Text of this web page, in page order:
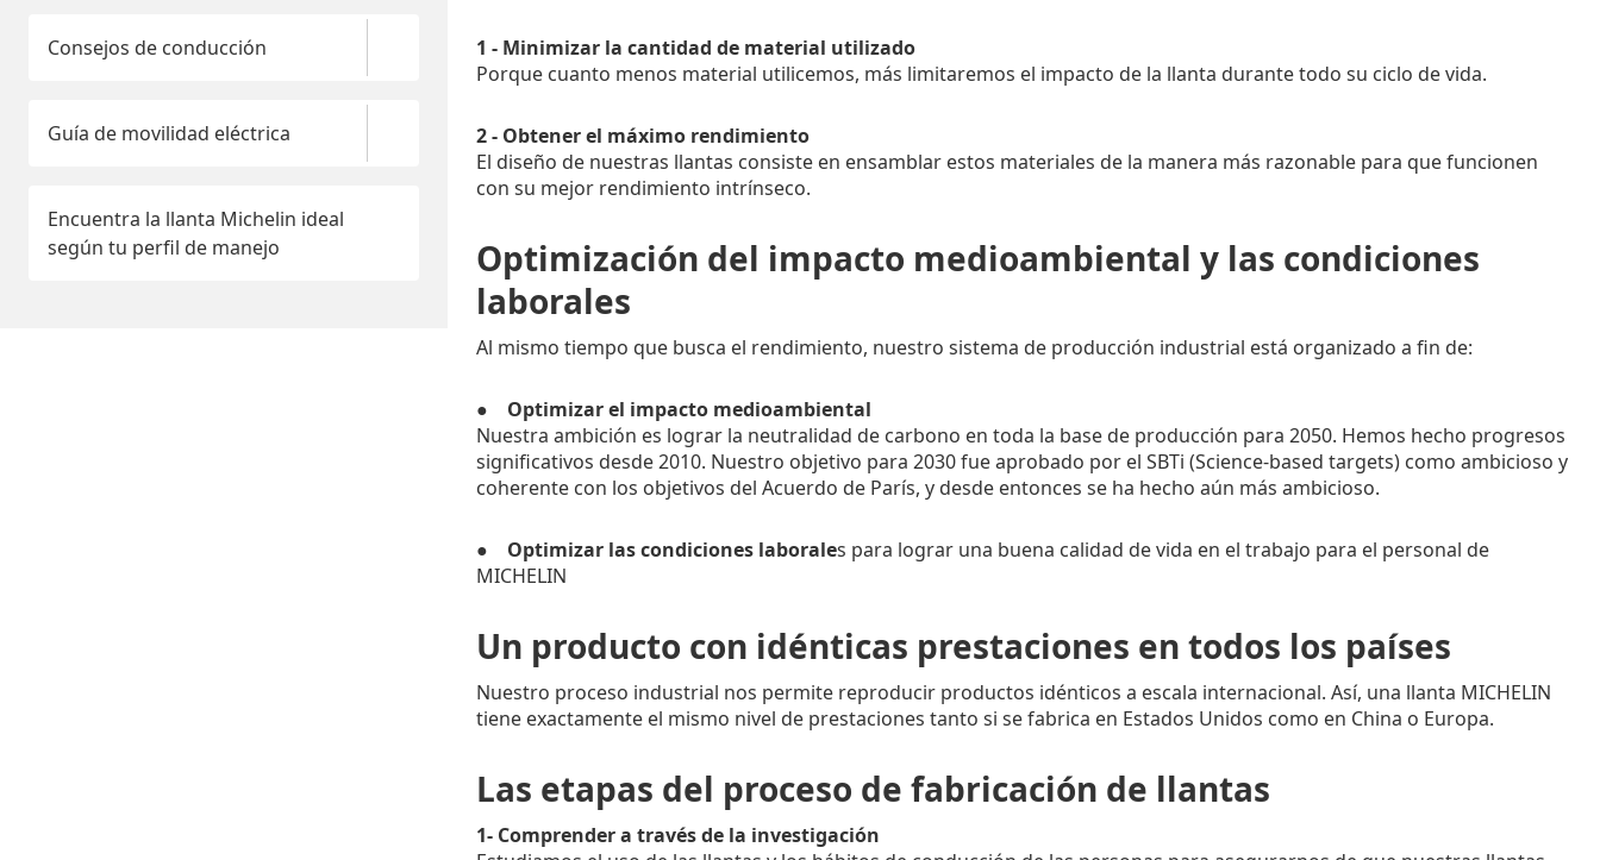
Consejos de conducción
Guía de movilidad eléctrica
Encuentra la llanta Michelin ideal
según tu perfil de manejo
1 - Minimizar la cantidad de material utilizado
Porque cuanto menos material utilicemos, más limitaremos el impacto de la llanta durante todo su ciclo de vida.
2 - Obtener el máximo rendimiento
El diseño de nuestras llantas consiste en ensamblar estos materiales de la manera más razonable para que funcionen
con su mejor rendimiento intrínseco.
Optimización del impacto medioambiental y las condiciones
laborales
Al mismo tiempo que busca el rendimiento, nuestro sistema de producción industrial está organizado a fin de:
● Optimizar el impacto medioambiental
Nuestra ambición es lograr la neutralidad de carbono en toda la base de producción para 2050. Hemos hecho progresos
significativos desde 2010. Nuestro objetivo para 2030 fue aprobado por el SBTi (Science-based targets) como ambicioso y
coherente con los objetivos del Acuerdo de París, y desde entonces se ha hecho aún más ambicioso.
● Optimizar las condiciones laborales para lograr una buena calidad de vida en el trabajo para el personal de
MICHELIN
Un producto con idénticas prestaciones en todos los países
Nuestro proceso industrial nos permite reproducir productos idénticos a escala internacional. Así, una llanta MICHELIN
tiene exactamente el mismo nivel de prestaciones tanto si se fabrica en Estados Unidos como en China o Europa.
Las etapas del proceso de fabricación de llantas
1- Comprender a través de la investigación